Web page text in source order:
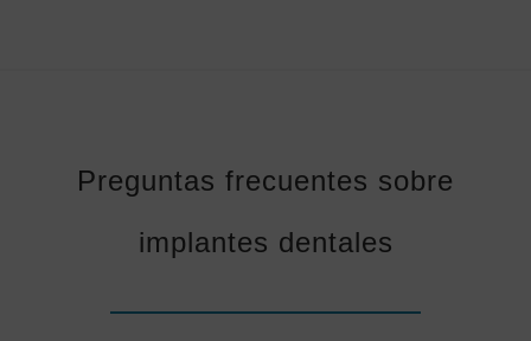
Preguntas frecuentes sobre
implantes dentales